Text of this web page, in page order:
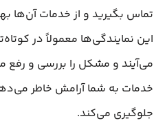
تماس بگیرید و از خدمات آن‌ها
این نمایندگی‌ها معمولاً در
می‌آیند و مشکل را بررسی و
خدمات به شما آرامش خاطر
جلوگیری می‌کند.